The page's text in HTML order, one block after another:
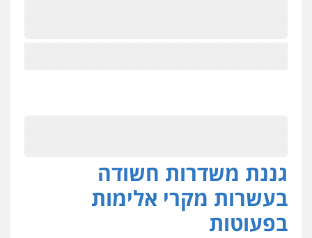
גננת משדרות חשודה
בעשרות מקרי אלימות
בפעוטות